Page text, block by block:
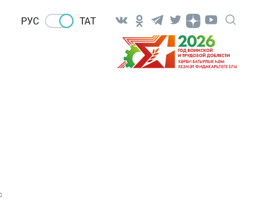
РУС ТАТ